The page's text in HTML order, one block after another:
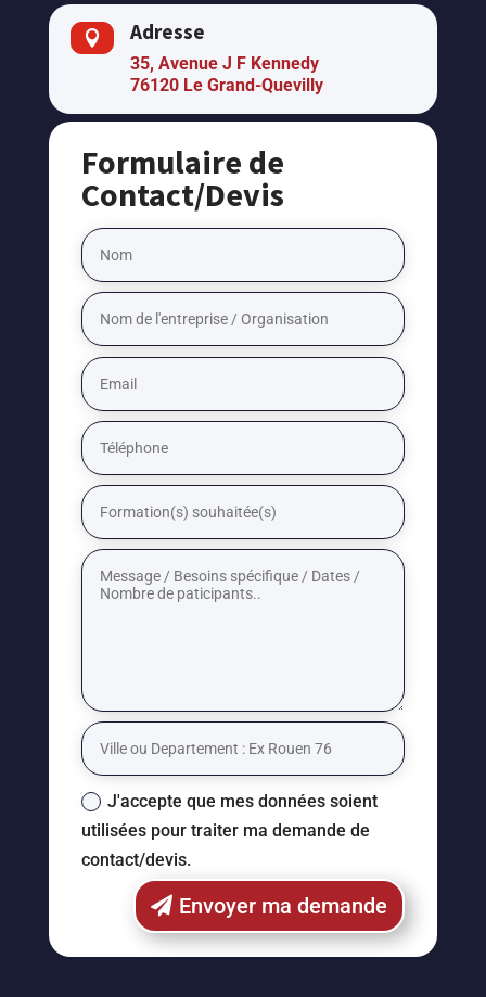
 Adresse
35, Avenue J F Kennedy
76120 Le Grand-Quevilly
Formulaire de
Contact/Devis
J'accepte que mes données soient
utilisées pour traiter ma demande de
contact/devis.
Envoyer ma demande